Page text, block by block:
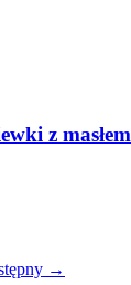
z
→